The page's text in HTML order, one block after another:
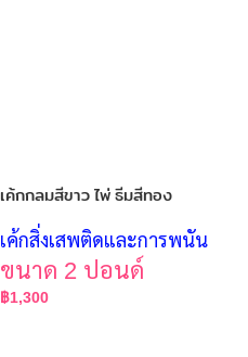
เค้กกลมสีขาว ไพ่ ธีมสีทอง
เค้กสิ่งเสพติดและการพนัน
ขนาด 2 ปอนด์
฿1,300